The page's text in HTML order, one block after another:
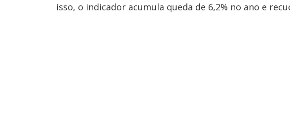
isso, o indicador acumula queda de 6,2% no ano e